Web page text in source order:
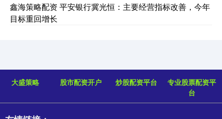
鑫海策略配资 平安银行冀光恒：主要经营指标改善，今年
目标重回增长
大盛策略 股市配资开户 炒股配资平台
专业股票配资平
台